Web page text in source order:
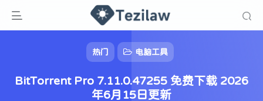
热门 电脑工具
BitTorrent Pro 7.11.0.47255 免费下载 2026
年6月15日更新